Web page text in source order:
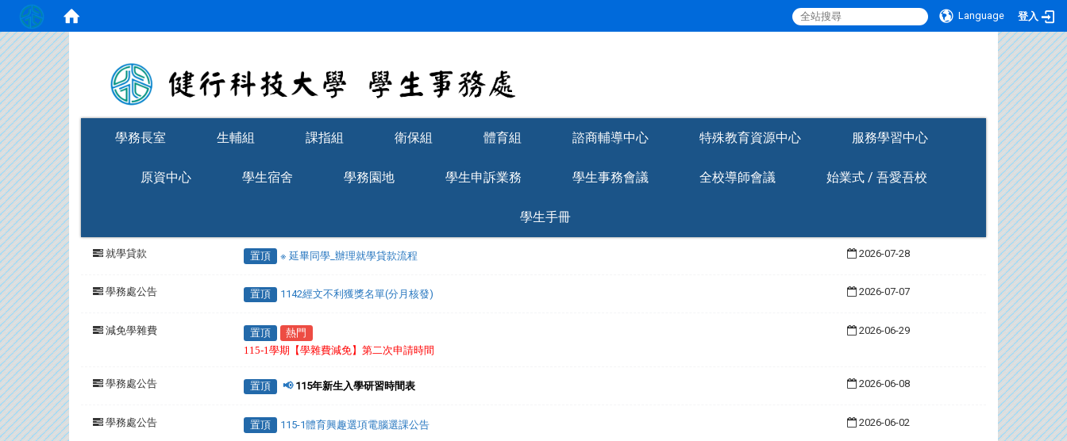
Language 登入
學務長室 生輔組 課指組 衛保組 體育組 諮商輔導中心 特殊教育資源中心 服務學習中心
原資中心 學生宿舍 學務園地 學生申訴業務 學生事務會議 全校導師會議 始業式 / 吾愛吾校
學生手冊
就學貸款 置頂 ※ 延畢同學_辦理就學貸款流程 2026-07-28
學務處公告 置頂 1142經文不利獲獎名單(分月核發) 2026-07-07
減免學雜費 置頂
熱門
115-1學期【學雜費減免】第二次申請時間
2026-06-29
學務處公告 置頂 📢115年新生入學研習時間表 2026-06-08
學務處公告 置頂 115-1體育興趣選項電腦選課公告 2026-06-02